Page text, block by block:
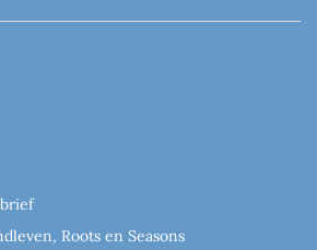
Roots en Seasons